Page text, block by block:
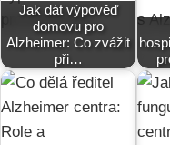
Jak dát výpověď
domovu pro
Alzheimer: Co zvážit
při…